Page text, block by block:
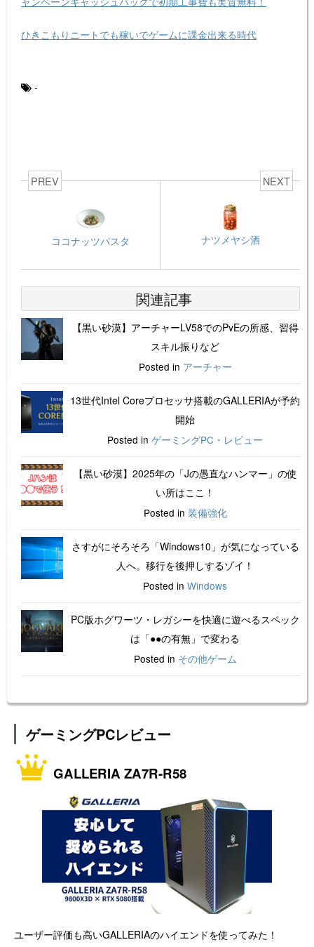
ひきこもりニートでも稼いでゲームに課金出来る時代
-
PREV
ココナッツパスタ
NEXT
ナツメヤシ酒
関連記事
【黒い砂漠】アーチャーLV58でのPvEの所感、習得
スキル振りなど
Posted in アーチャー
13世代Intel Coreプロセッサ搭載のGALLERIAが予約
開始
Posted in ゲーミングPC・レビュー
【黒い砂漠】2025年の「Jの愚直なハンマー」の使
い所はここ！
Posted in 装備強化
さすがにそろそろ「Windows10」が気になっている
人へ。移行を後押しするゾイ！
Posted in Windows
PC版ホグワーツ・レガシーを快適に遊べるスペック
は「●●の有無」で変わる
Posted in その他ゲーム
ゲーミングPCレビュー
GALLERIA ZA7R-R58
ユーザー評価も高いGALLERIAのハイエンドを使ってみた！